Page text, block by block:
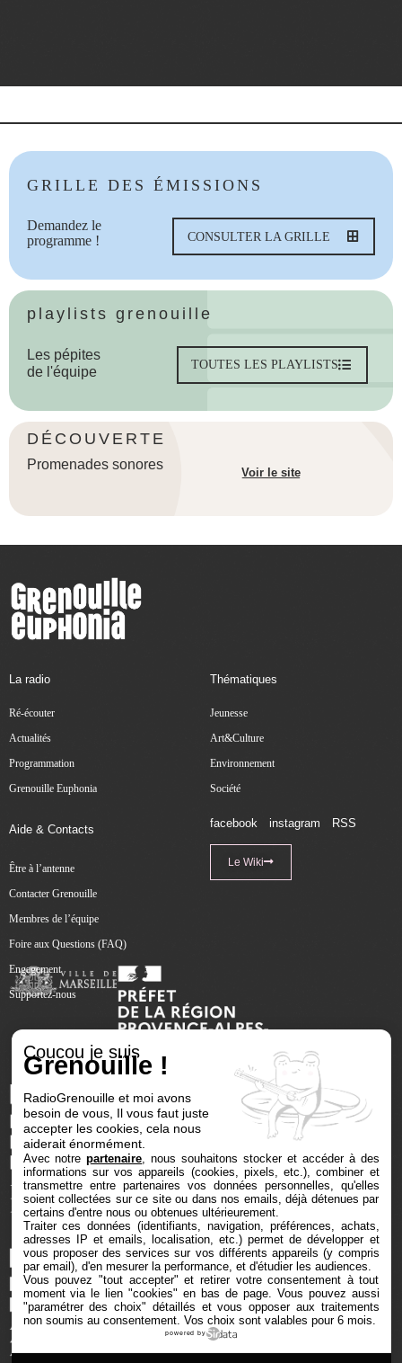
GRILLE DES ÉMISSIONS
Demandez le
programme !
CONSULTER LA GRILLE
playlists grenouille
Les pépites
de l'équipe
TOUTES LES PLAYLISTS
DÉCOUVERTE
Promenades sonores
Voir le site
La radio
Ré-écouter
Actualités
Programmation
Grenouille Euphonia
Thématiques
Jeunesse
Art&Culture
Environnement
Société
Aide & Contacts
Être à l’antenne
Contacter Grenouille
Membres de l’équipe
Foire aux Questions (FAQ)
Engagement
Supportez-nous
facebook instagram RSS
Le Wiki
Coucou je suis
Grenouille !
RadioGrenouille et moi avons
besoin de vous, Il vous faut juste
accepter les cookies, cela nous
aiderait énormément.
Avec notrepartenaire , nous souhaitons stocker et accéder à des
informations sur vos appareils (cookies, pixels, etc.), combiner et
transmettre entre partenaires vos données personnelles, qu'elles
soient collectées sur ce site ou dans nos emails, déjà détenues par
certains d'entre nous ou obtenues ultérieurement.
Traiter ces données (identifiants, navigation, préférences, achats,
adresses IP et emails, localisation, etc.) permet de développer et
vous proposer des services sur vos différents appareils (y compris
par email), d'en mesurer la performance, et d'étudier les audiences.
Vous pouvez "tout accepter" et retirer votre consentement à tout
moment via le lien "cookies" en bas de page. Vous pouvez aussi
"paramétrer des choix" détaillés et vous opposer aux traitements
non soumis au consentement. Vos choix sont valables pour 6 mois.
powered by